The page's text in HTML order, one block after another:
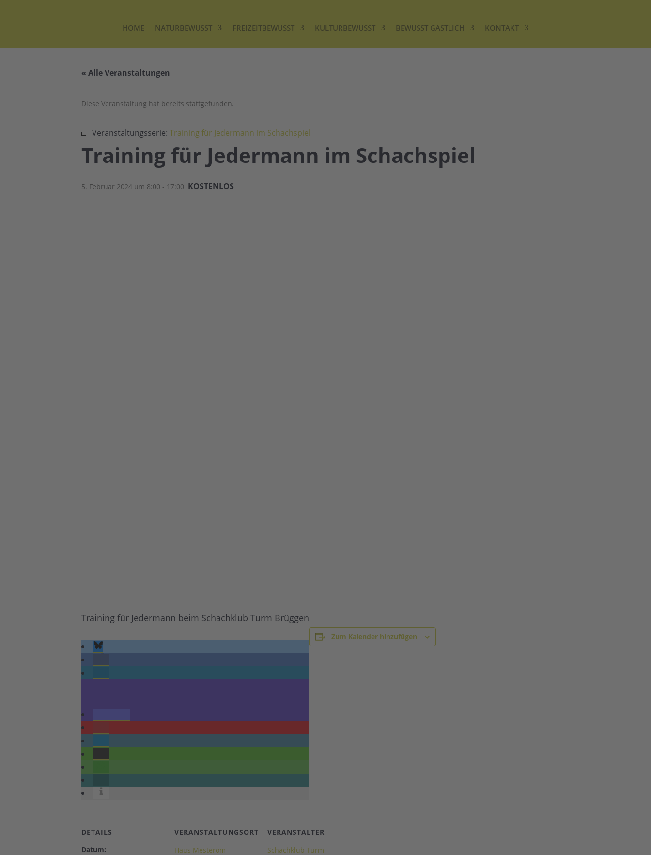
HOME NATURBEWUSST FREIZEITBEWUSST KULTURBEWUSST BEWUSST GASTLICH KONTAKT
« Alle Veranstaltungen
Diese Veranstaltung hat bereits stattgefunden.
Veranstaltungsserie: Training für Jedermann im Schachspiel
Training für Jedermann im Schachspiel
5. Februar 2024 um 8:00 - 17:00 KOSTENLOS
Training für Jedermann beim Schachklub Turm Brüggen
Zum Kalender hinzufügen
DETAILS
Datum:
VERANSTALTUNGSORT
Haus Mesterom
VERANSTALTER
Schachklub Turm